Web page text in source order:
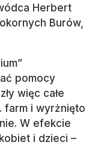
Herbert
Burów,
pomocy
więc całe
farm i wyrżnięto
W efekcie
i dzieci –